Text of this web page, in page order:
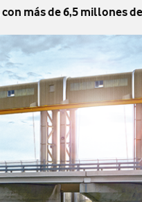
más de 6,5 millones